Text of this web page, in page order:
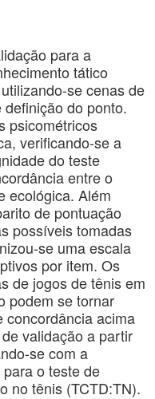
para a
tático
se cenas de
do ponto.
psicométricos
verificando-se a
do teste
entre o
ecológica. Além
de pontuação
possíveis tomadas
se uma escala
por item. Os
de jogos de tênis em
podem se tornar
concordância acima
validação a partir
se com a
o teste de
no tênis (TCTD:TN).